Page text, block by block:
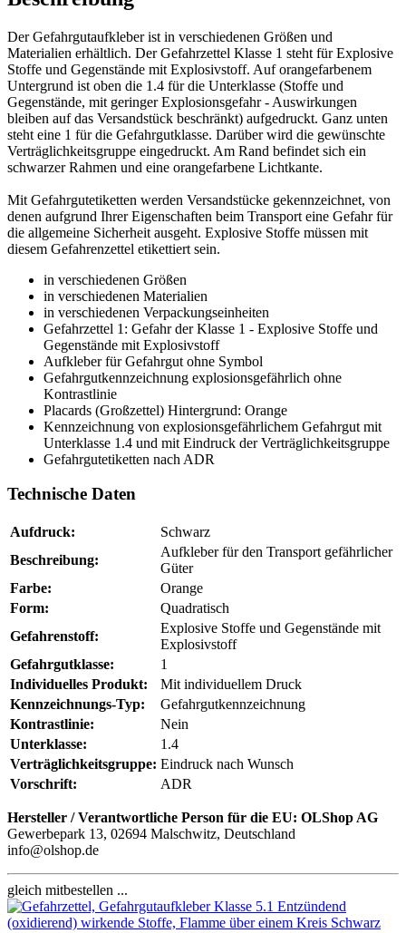
Der Gefahrgutaufkleber ist in verschiedenen Größen und
Materialien erhältlich. Der Gefahrzettel Klasse 1 steht für Explosive
Stoffe und Gegenstände mit Explosivstoff. Auf orangefarbenem
Untergrund ist oben die 1.4 für die Unterklasse (Stoffe und
Gegenstände, mit geringer Explosionsgefahr - Auswirkungen
bleiben auf das Versandstück beschränkt) aufgedruckt. Ganz unten
steht eine 1 für die Gefahrgutklasse. Darüber wird die gewünschte
Verträglichkeitsgruppe eingedruckt. Am Rand befindet sich ein
schwarzer Rahmen und eine orangefarbene Lichtkante.
Mit Gefahrgutetiketten werden Versandstücke gekennzeichnet, von
denen aufgrund Ihrer Eigenschaften beim Transport eine Gefahr für
die allgemeine Sicherheit ausgeht. Explosive Stoffe müssen mit
diesem Gefahrenzettel etikettiert sein.
in verschiedenen Größen
in verschiedenen Materialien
in verschiedenen Verpackungseinheiten
Gefahrzettel 1: Gefahr der Klasse 1 - Explosive Stoffe und
Gegenstände mit Explosivstoff
Aufkleber für Gefahrgut ohne Symbol
Gefahrgutkennzeichnung explosionsgefährlich ohne
Kontrastlinie
Placards (Großzettel) Hintergrund: Orange
Kennzeichnung von explosionsgefährlichem Gefahrgut mit
Unterklasse 1.4 und mit Eindruck der Verträglichkeitsgruppe
Gefahrgutetiketten nach ADR
Technische Daten
Aufdruck:
Schwarz
Beschreibung:
Aufkleber für den Transport gefährlicher
Güter
Farbe:
Orange
Form:
Quadratisch
Gefahrenstoff:
Explosive Stoffe und Gegenstände mit
Explosivstoff
Gefahrgutklasse:
1
Individuelles Produkt:
Mit individuellem Druck
Kennzeichnungs-Typ:
Gefahrgutkennzeichnung
Kontrastlinie:
Nein
Unterklasse:
1.4
Verträglichkeitsgruppe: Eindruck nach Wunsch
Vorschrift:
ADR
Hersteller / Verantwortliche Person für die EU: OLShop AG
Gewerbepark 13, 02694 Malschwitz, Deutschland
info@olshop.de
gleich mitbestellen ...